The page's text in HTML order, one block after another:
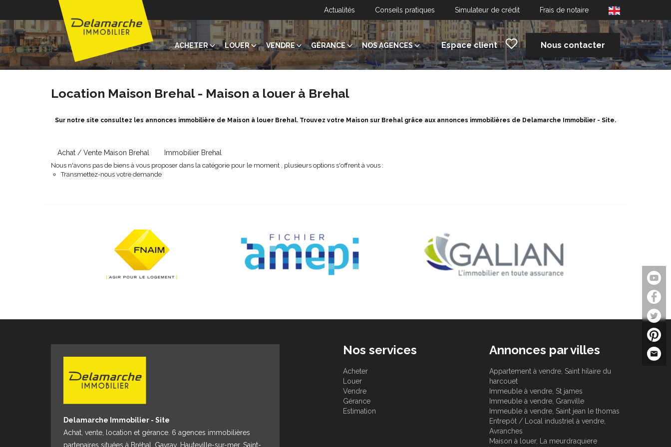
Actualités Conseils pratiques Simulateur de crédit Frais de notaire
ACHETER LOUER VENDRE GÉRANCE NOS AGENCES Espace client Nous contacter
Location Maison Brehal - Maison a louer à Brehal
Sur notre site consultez les annonces immobilière de Maison à louer Brehal. Trouvez votre Maison sur Brehal grâce aux annonces immobilières de Delamarche Immobilier - Site.
Achat / Vente Maison Brehal Immobilier Brehal
Nous n'avons pas de biens à vous proposer dans la catégorie pour le moment , plusieurs options s'offrent à vous :
Transmettez-nous votre demande
Delamarche Immobilier - Site
Achat, vente, location et gérance. 6 agences immobilières
partenaires situées à Bréhal, Gavray, Hauteville-sur-mer, Saint-
Nos services
Acheter
Louer
Vendre
Gérance
Estimation
Annonces par villes
Appartement à vendre, Saint hilaire du
harcouet
Immeuble à vendre, St james
Immeuble à vendre, Granville
Immeuble à vendre, Saint jean le thomas
Entrepôt / Local industriel à vendre,
Avranches
Maison à louer, La meurdraquiere